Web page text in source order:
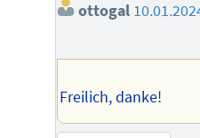
ottogal
Freilich, danke!